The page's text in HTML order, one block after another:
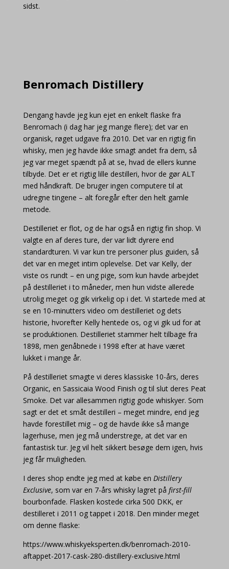
sidst.
Benromach Distillery
Dengang havde jeg kun ejet en enkelt flaske fra
Benromach (i dag har jeg mange flere); det var en
organisk, røget udgave fra 2010. Det var en rigtig fin
whisky, men jeg havde ikke smagt andet fra dem, så
jeg var meget spændt på at se, hvad de ellers kunne
tilbyde. Det er et rigtig lille destilleri, hvor de gør ALT
med håndkraft. De bruger ingen computere til at
udregne tingene – alt foregår efter den helt gamle
metode.
Destilleriet er flot, og de har også en rigtig fin shop. Vi
valgte en af deres ture, der var lidt dyrere end
standardturen. Vi var kun tre personer plus guiden, så
det var en meget intim oplevelse. Det var Kelly, der
viste os rundt – en ung pige, som kun havde arbejdet
på destilleriet i to måneder, men hun vidste allerede
utrolig meget og gik virkelig op i det. Vi startede med at
se en 10-minutters video om destilleriet og dets
historie, hvorefter Kelly hentede os, og vi gik ud for at
se produktionen. Destilleriet stammer helt tilbage fra
1898, men genåbnede i 1998 efter at have været
lukket i mange år.
På destilleriet smagte vi deres klassiske 10-års, deres
Organic, en Sassicaia Wood Finish og til slut deres Peat
Smoke. Det var allesammen rigtig gode whiskyer. Som
sagt er det et småt destilleri – meget mindre, end jeg
havde forestillet mig – og de havde ikke så mange
lagerhuse, men jeg må understrege, at det var en
fantastisk tur. Jeg vil helt sikkert besøge dem igen, hvis
jeg får muligheden.
I deres shop endte jeg med at købe en Distillery
Exclusive, som var en 7-års whisky lagret på first-fill
bourbonfade. Flasken kostede cirka 500 DKK, er
destilleret i 2011 og tappet i 2018. Den minder meget
om denne flaske:
https://www.whiskyeksperten.dk/benromach-2010-
aftappet-2017-cask-280-distillery-exclusive.html